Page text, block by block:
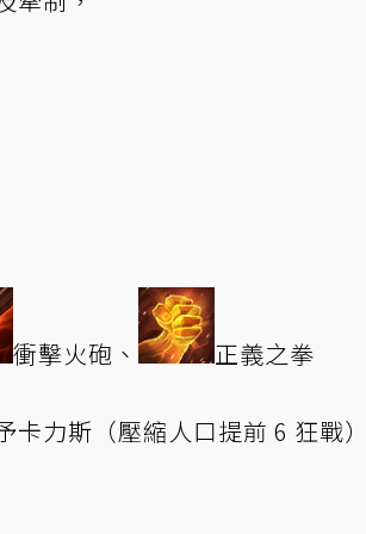
衝擊火砲、 正義之拳
卡力斯（壓縮人口提前 6 狂戰